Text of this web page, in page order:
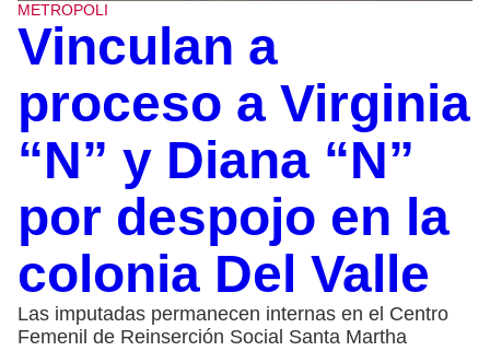
METROPOLI
Vinculan a
proceso a Virginia
“N” y Diana “N”
por despojo en la
colonia Del Valle
Las imputadas permanecen internas en el Centro
Femenil de Reinserción Social Santa Martha